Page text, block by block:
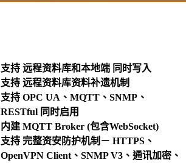
支持 远程资料库和本地端 同时写入
支持 远程资料库资料补遗机制
支持 OPC UA、MQTT、SNMP、
RESTful 同时启用
内建 MQTT Broker (包含WebSocket)
支持 完整资安防护机制－ HTTPS、
OpenVPN Client、SNMP V3、通讯加密、